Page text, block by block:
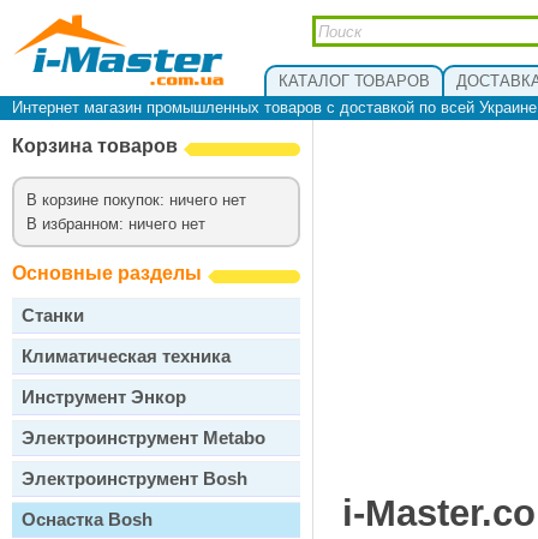
КАТАЛОГ ТОВАРОВ
Интернет магазин промышленных товаров с доставкой по всей
Корзина товаров
В корзине покупок: ничего нет
В избранном: ничего нет
Основные разделы
Станки
Климатическая техника
Инструмент Энкор
Электроинструмент Metabo
Электроинструмент Bosh
Оснастка Bosh
i-